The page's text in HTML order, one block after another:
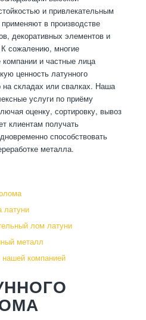
и привлекательным
в производстве
декоративных элементов и
сожалению, многие
и частные лица
ценность латунного
складах или свалках. Наша
услуги по приёму
оценку, сортировку, вывоз
клиентам получать
способствовать
металла.
латуни
лом латуни
металл
компанией